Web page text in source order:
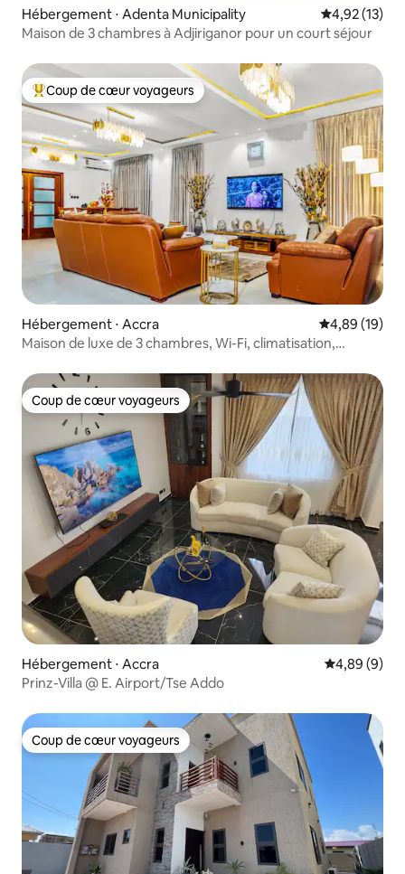
Hébergement ⋅ Adenta Municipality Évaluation
4,92 (13)
Maison de 3 chambres à Adjiriganor pour un court séjour
Coups de cœur voyageurs les plus appréciés
Coup de cœur voyageurs
Hébergement ⋅ Accra Évaluation
4,89 (19)
Maison de luxe de 3 chambres, Wi-Fi, climatisation,
Coup de cœur voyageurs
Coup de cœur voyageurs
Hébergement ⋅ Accra Évaluation
4,89 (9)
Prinz-Villa @ E. Airport/Tse Addo
Coup de cœur voyageurs
Coup de cœur voyageurs